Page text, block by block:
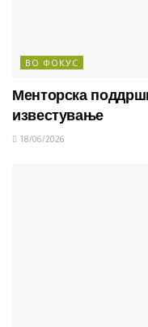
ВО ФОКУС
Менторска
известување
18/06/2026